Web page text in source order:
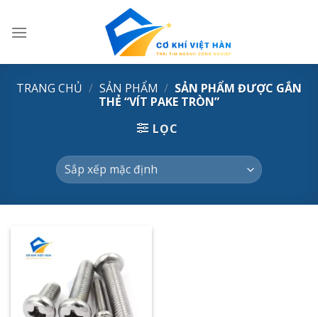
TRANG CHỦ / SẢN PHẨM / SẢN PHẨM ĐƯỢC GẮN
THẺ “VÍT PAKE TRÒN”
LỌC